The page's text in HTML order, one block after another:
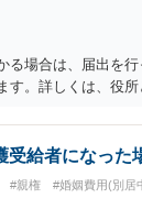
る場合は、届出を
す。詳しくは、役
受給者になった
#親権 #婚姻費用(別居